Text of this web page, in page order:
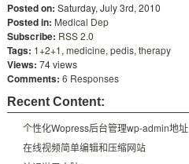
Posted on: Saturday, July 3rd, 2010
Posted in: Medical Dep
Subscribe: RSS 2.0
Tags: 1+2+1, medicine, pedis, therapy
Views: 74 views
Comments: 6 Responses
Recent Content:
个性化Wopress后台管理wp-admin地址
在线视频简单编辑和压缩网站